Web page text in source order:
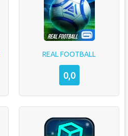
REAL FOOTBALL
0,0